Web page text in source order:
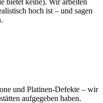
bietet keine). Wir arbeiten
hoch ist – und sagen
und Platinen-Defekte – wir
aufgegeben haben.